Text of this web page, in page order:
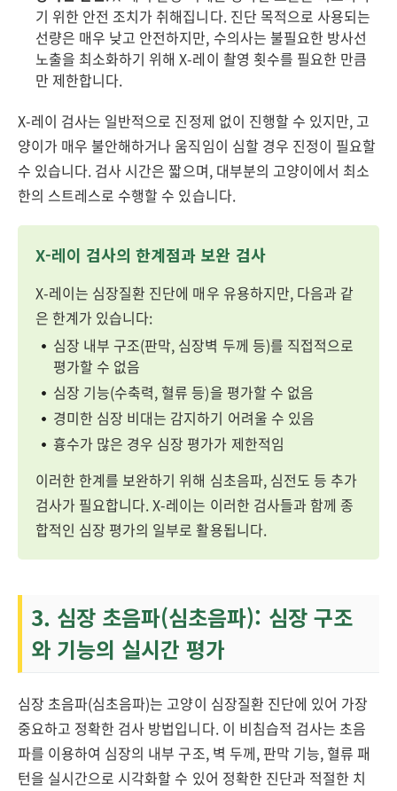
기 위한 안전 조치가 취해집니다. 진단 목적으로 사용되는
선량은 매우 낮고 안전하지만, 수의사는 불필요한 방사선
노출을 최소화하기 위해 X-레이 촬영 횟수를 필요한 만큼
만 제한합니다.
X-레이 검사는 일반적으로 진정제 없이 진행할 수 있지만, 고
양이가 매우 불안해하거나 움직임이 심할 경우 진정이 필요할
수 있습니다. 검사 시간은 짧으며, 대부분의 고양이에서 최소
한의 스트레스로 수행할 수 있습니다.
X-레이 검사의 한계점과 보완 검사
X-레이는 심장질환 진단에 매우 유용하지만, 다음과 같
은 한계가 있습니다:
심장 내부 구조(판막, 심장벽 두께 등)를 직접적으로
평가할 수 없음
심장 기능(수축력, 혈류 등)을 평가할 수 없음
경미한 심장 비대는 감지하기 어려울 수 있음
흉수가 많은 경우 심장 평가가 제한적임
이러한 한계를 보완하기 위해 심초음파, 심전도 등 추가
검사가 필요합니다. X-레이는 이러한 검사들과 함께 종
합적인 심장 평가의 일부로 활용됩니다.
3. 심장 초음파(심초음파): 심장 구조
와 기능의 실시간 평가
심장 초음파(심초음파)는 고양이 심장질환 진단에 있어 가장
중요하고 정확한 검사 방법입니다. 이 비침습적 검사는 초음
파를 이용하여 심장의 내부 구조, 벽 두께, 판막 기능, 혈류 패
턴을 실시간으로 시각화할 수 있어 정확한 진단과 적절한 치